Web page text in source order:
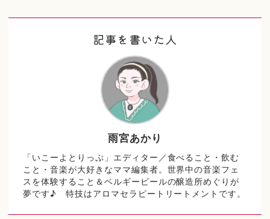
記事を書いた人
雨宮あかり
「いこーよとりっぷ」エディター／食べること・飲む
こと・音楽が大好きなママ編集者。世界中の音楽フェ
スを体験すること＆ベルギービールの醸造所めぐりが
夢です♪ 特技はアロマセラピートリートメントです。